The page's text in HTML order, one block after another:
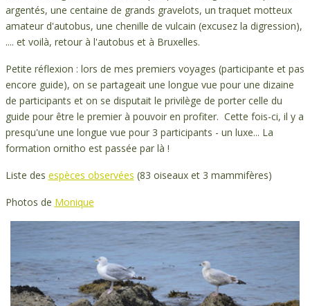
argentés, une centaine de grands gravelots, un traquet motteux
amateur d'autobus, une chenille de vulcain (excusez la digression),
.... et voilà, retour à l'autobus et à Bruxelles.
Petite réflexion : lors de mes premiers voyages (participante et pas
encore guide), on se partageait une longue vue pour une dizaine
de participants et on se disputait le privilège de porter celle du
guide pour être le premier à pouvoir en profiter. Cette fois-ci, il y a
presqu'une une longue vue pour 3 participants - un luxe... La
formation ornitho est passée par là !
Liste des espèces observées (83 oiseaux et 3 mammifères)
Photos de Monique